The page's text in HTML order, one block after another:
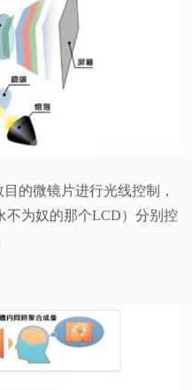
的微镜片进行光线控制，
不为奴的那个LCD）分别控